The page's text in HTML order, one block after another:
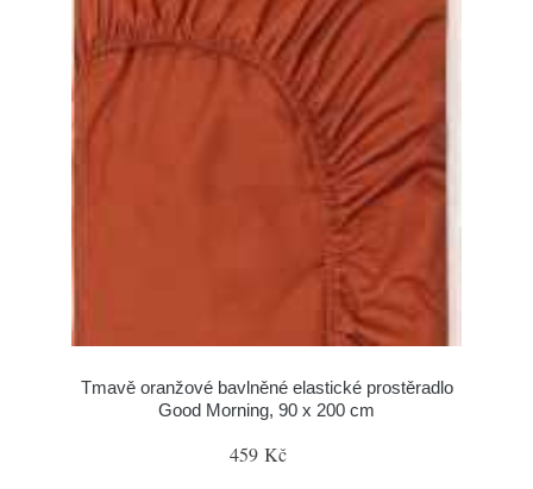
Tmavě oranžové bavlněné elastické prostěradlo
Good Morning, 90 x 200 cm
459 Kč